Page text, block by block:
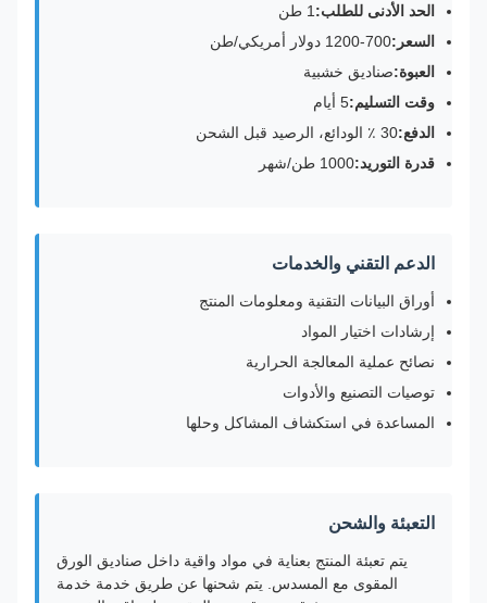
الحد الأدنى للطلب:1 طن
السعر:700-1200 دولار أمريكي/طن
العبوة:صناديق خشبية
وقت التسليم:5 أيام
الدفع:
30 ٪ الودائع، الرصيد قبل الشحن
قدرة التوريد:1000 طن/شهر
الدعم التقني والخدمات
أوراق البيانات التقنية ومعلومات المنتج
إرشادات اختيار المواد
نصائح عملية المعالجة الحرارية
توصيات التصنيع والأدوات
المساعدة في استكشاف المشاكل وحلها
التعبئة والشحن
يتم تعبئة المنتج بعناية في مواد واقية داخل صناديق الورق
المقوى مع المسدس. يتم شحنها عن طريق خدمة خدمة